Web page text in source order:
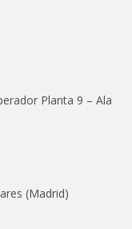
Planta 9 – Ala
(Madrid)